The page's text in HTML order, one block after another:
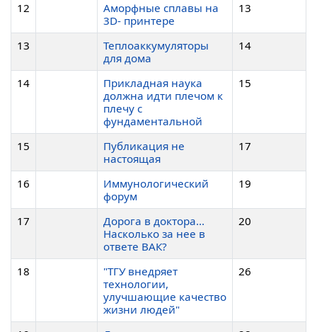
12
Аморфные сплавы на
3D- принтере
13
13
Теплоаккумуляторы
для дома
14
14
Прикладная наука
должна идти плечом к
плечу с
фундаментальной
15
15
Публикация не
настоящая
17
16
Иммунологический
форум
19
17
Дорога в доктора...
Насколько за нее в
ответе ВАК?
20
18
"ТГУ внедряет
технологии,
улучшающие качество
жизни людей"
26